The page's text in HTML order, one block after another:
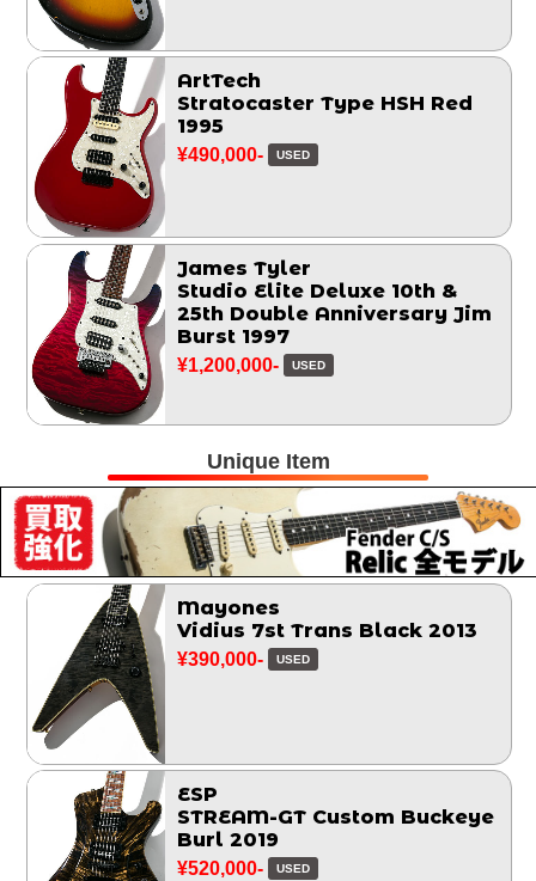
ArtTech
Stratocaster Type HSH Red
1995
¥490,000- USED
James Tyler
Studio Elite Deluxe 10th &
25th Double Anniversary Jim
Burst 1997
¥1,200,000- USED
Unique Item
Mayones
Vidius 7st Trans Black 2013
¥390,000- USED
ESP
STREAM-GT Custom Buckeye
Burl 2019
¥520,000- USED